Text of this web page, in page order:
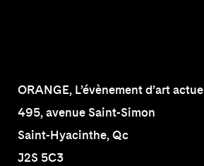
ORANGE, L’évènement d’art actuel
495, avenue Saint-Simon
Saint-Hyacinthe, Qc
J2S 5C3